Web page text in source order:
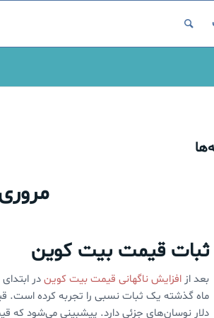
ثبات قیمت بیت کوین
بعد از افزایش ناگهانی قیمت بیت کویندر ابتدای شش